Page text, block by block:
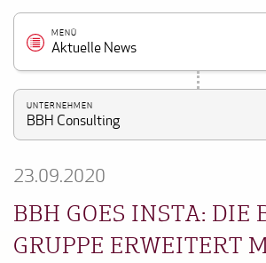
MENÜ
Aktuelle News
UNTERNEHMEN
BBH Consulting
23.09.2020
BBH GOES INSTA: DIE
GRUPPE ERWEITERT